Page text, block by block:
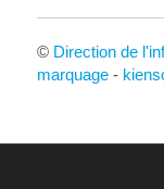
© Direction de
marquage-